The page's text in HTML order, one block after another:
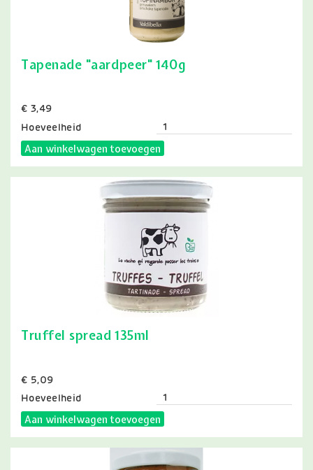
Tapenade "aardpeer" 140g
Prijs
€ 3,49
Hoeveelheid
Aan winkelwagen toevoegen
Truffel spread 135ml
Prijs
€ 5,09
Hoeveelheid
Aan winkelwagen toevoegen